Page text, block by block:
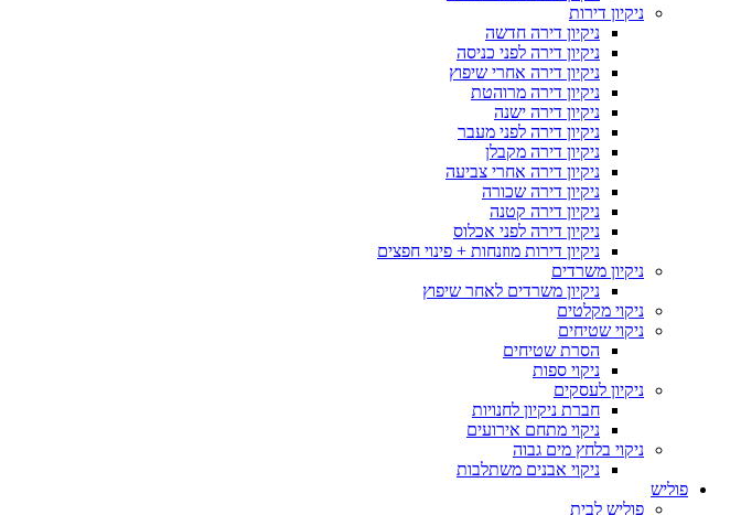
ניקיון דירות
ניקיון דירה חדשה
ניקיון דירה לפני כניסה
ניקיון דירה אחרי שיפוץ
ניקיון דירה מרוהטת
ניקיון דירה ישנה
ניקיון דירה לפני מעבר
ניקיון דירה מקבלן
ניקיון דירה אחרי צביעה
ניקיון דירה שכורה
ניקיון דירה קטנה
ניקיון דירה לפני אכלוס
ניקיון דירות מוזנחות + פינוי חפצים
ניקיון משרדים
ניקיון משרדים לאחר שיפוץ
ניקוי מקלטים
ניקוי שטיחים
הסרת שטיחים
ניקוי ספות
ניקיון לעסקים
חברת ניקיון לחנויות
ניקוי מתחם אירועים
ניקוי בלחץ מים גבוה
ניקוי אבנים משתלבות
פוליש
פוליש לבית